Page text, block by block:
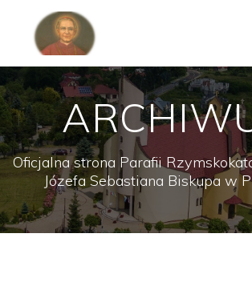
Oficjalna strona Parafii
Józefa Sebastiana Biskupa w